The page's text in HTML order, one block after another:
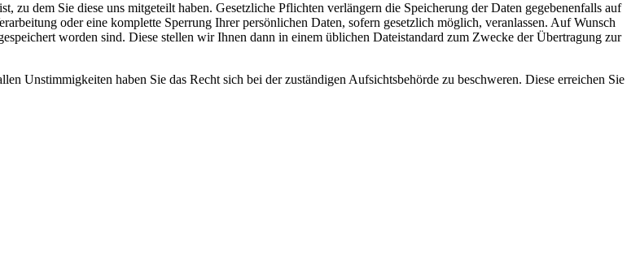
zu dem Sie diese uns mitgeteilt haben. Gesetzliche Pflichten verlängern die Speicherung der Daten gegebenenfalls auf
oder eine komplette Sperrung Ihrer persönlichen Daten, sofern gesetzlich möglich, veranlassen. Auf Wunsch
worden sind. Diese stellen wir Ihnen dann in einem üblichen Dateistandard zum Zwecke der Übertragung zur
Unstimmigkeiten haben Sie das Recht sich bei der zuständigen Aufsichtsbehörde zu beschweren. Diese erreichen Sie